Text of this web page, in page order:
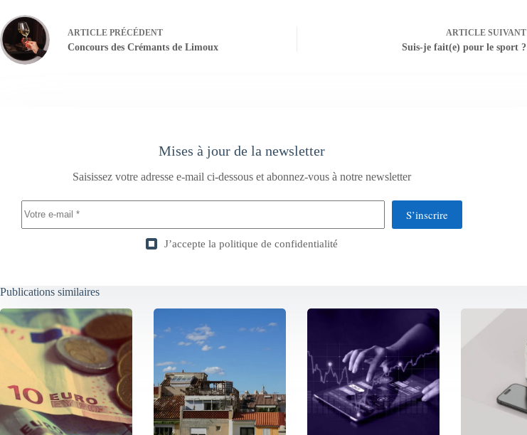
ARTICLE PRÉCÉDENT
Concours des Crémants de Limoux
ARTICLESUIVANT
Suis-je fait(e) pour le sport ?
Mises à jour de la newsletter
Saisissez votre adresse e-mail ci-dessous et abonnez-vous à notre newsletter
S’inscrire
J’accepte la politique de confidentialité
Publications similaires